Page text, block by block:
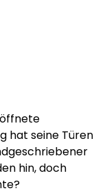
hat seine Türen
hin, doch